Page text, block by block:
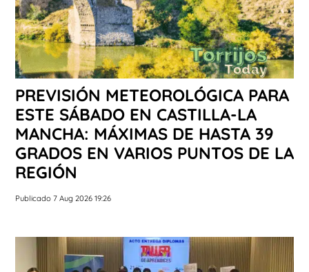
PREVISIÓN METEOROLÓGICA PARA
ESTE SÁBADO EN CASTILLA-LA
MANCHA: MÁXIMAS DE HASTA 39
GRADOS EN VARIOS PUNTOS DE LA
REGIÓN
Publicado 7 Aug 2026 19:26